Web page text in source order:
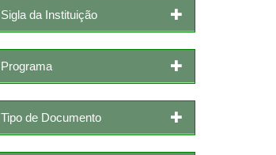
Sigla da Instituição
Programa
Tipo de Documento